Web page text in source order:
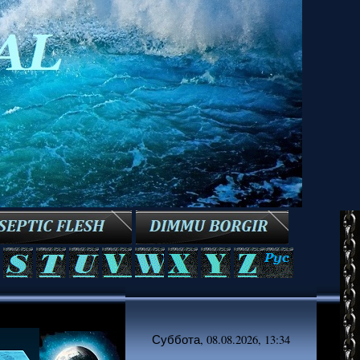
Суббота, 08.08.2026, 13:34